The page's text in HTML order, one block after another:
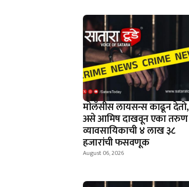
माेलॅसीस लायसन्स काढून देतो,
असे आमिष दाखवून एका तरुण
व्यावसायिकाची ४ लाख ३८
हजारांची फसवणूक
August 06, 2026